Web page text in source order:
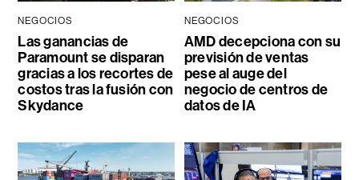
NEGOCIOS
Las ganancias de
Paramount se disparan
gracias a los recortes de
costos tras la fusión con
Skydance
NEGOCIOS
AMD decepciona con su
previsión de ventas
pese al auge del
negocio de centros de
datos de IA